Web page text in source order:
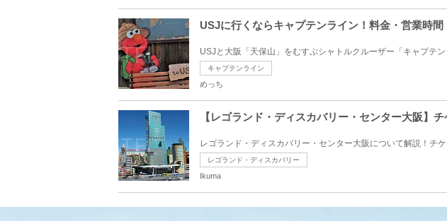
USJに行くならキャプテンライン！料金・営業時
USJと大阪「天保山」をむすぶシャトルクルーザー「キャプテ
キャプテンライン
めっち
【レゴランド・ディスカバリー・センター大阪】
レゴランド・ディスカバリー・センター大阪について解説！チ
レゴランド・ディスカバリー
Ikuma